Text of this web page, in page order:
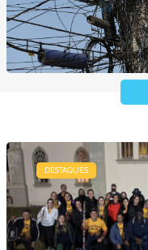
DESTAQUES